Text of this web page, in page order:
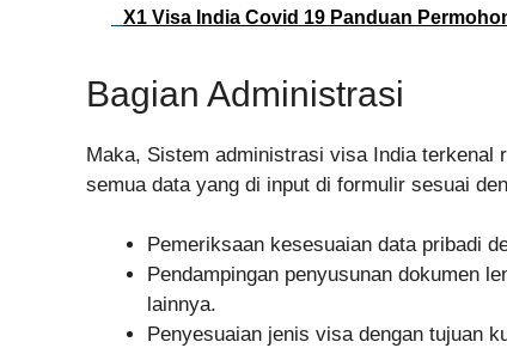
X1 Visa India Covid 19 Panduan
Bagian Administrasi
Maka, Sistem administrasi visa India terkenal
semua data yang di input di formulir sesuai
Pemeriksaan kesesuaian data pribadi
Pendampingan penyusunan dokumen
lainnya.
Penyesuaian jenis visa dengan tujuan